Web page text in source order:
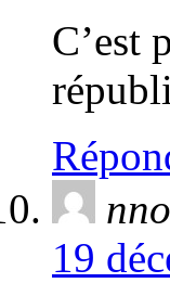
C’est
19